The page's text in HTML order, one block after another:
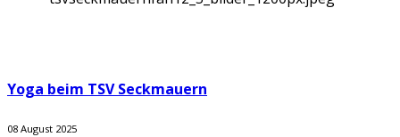
Yoga beim TSV Seckmauern
08 August 2025